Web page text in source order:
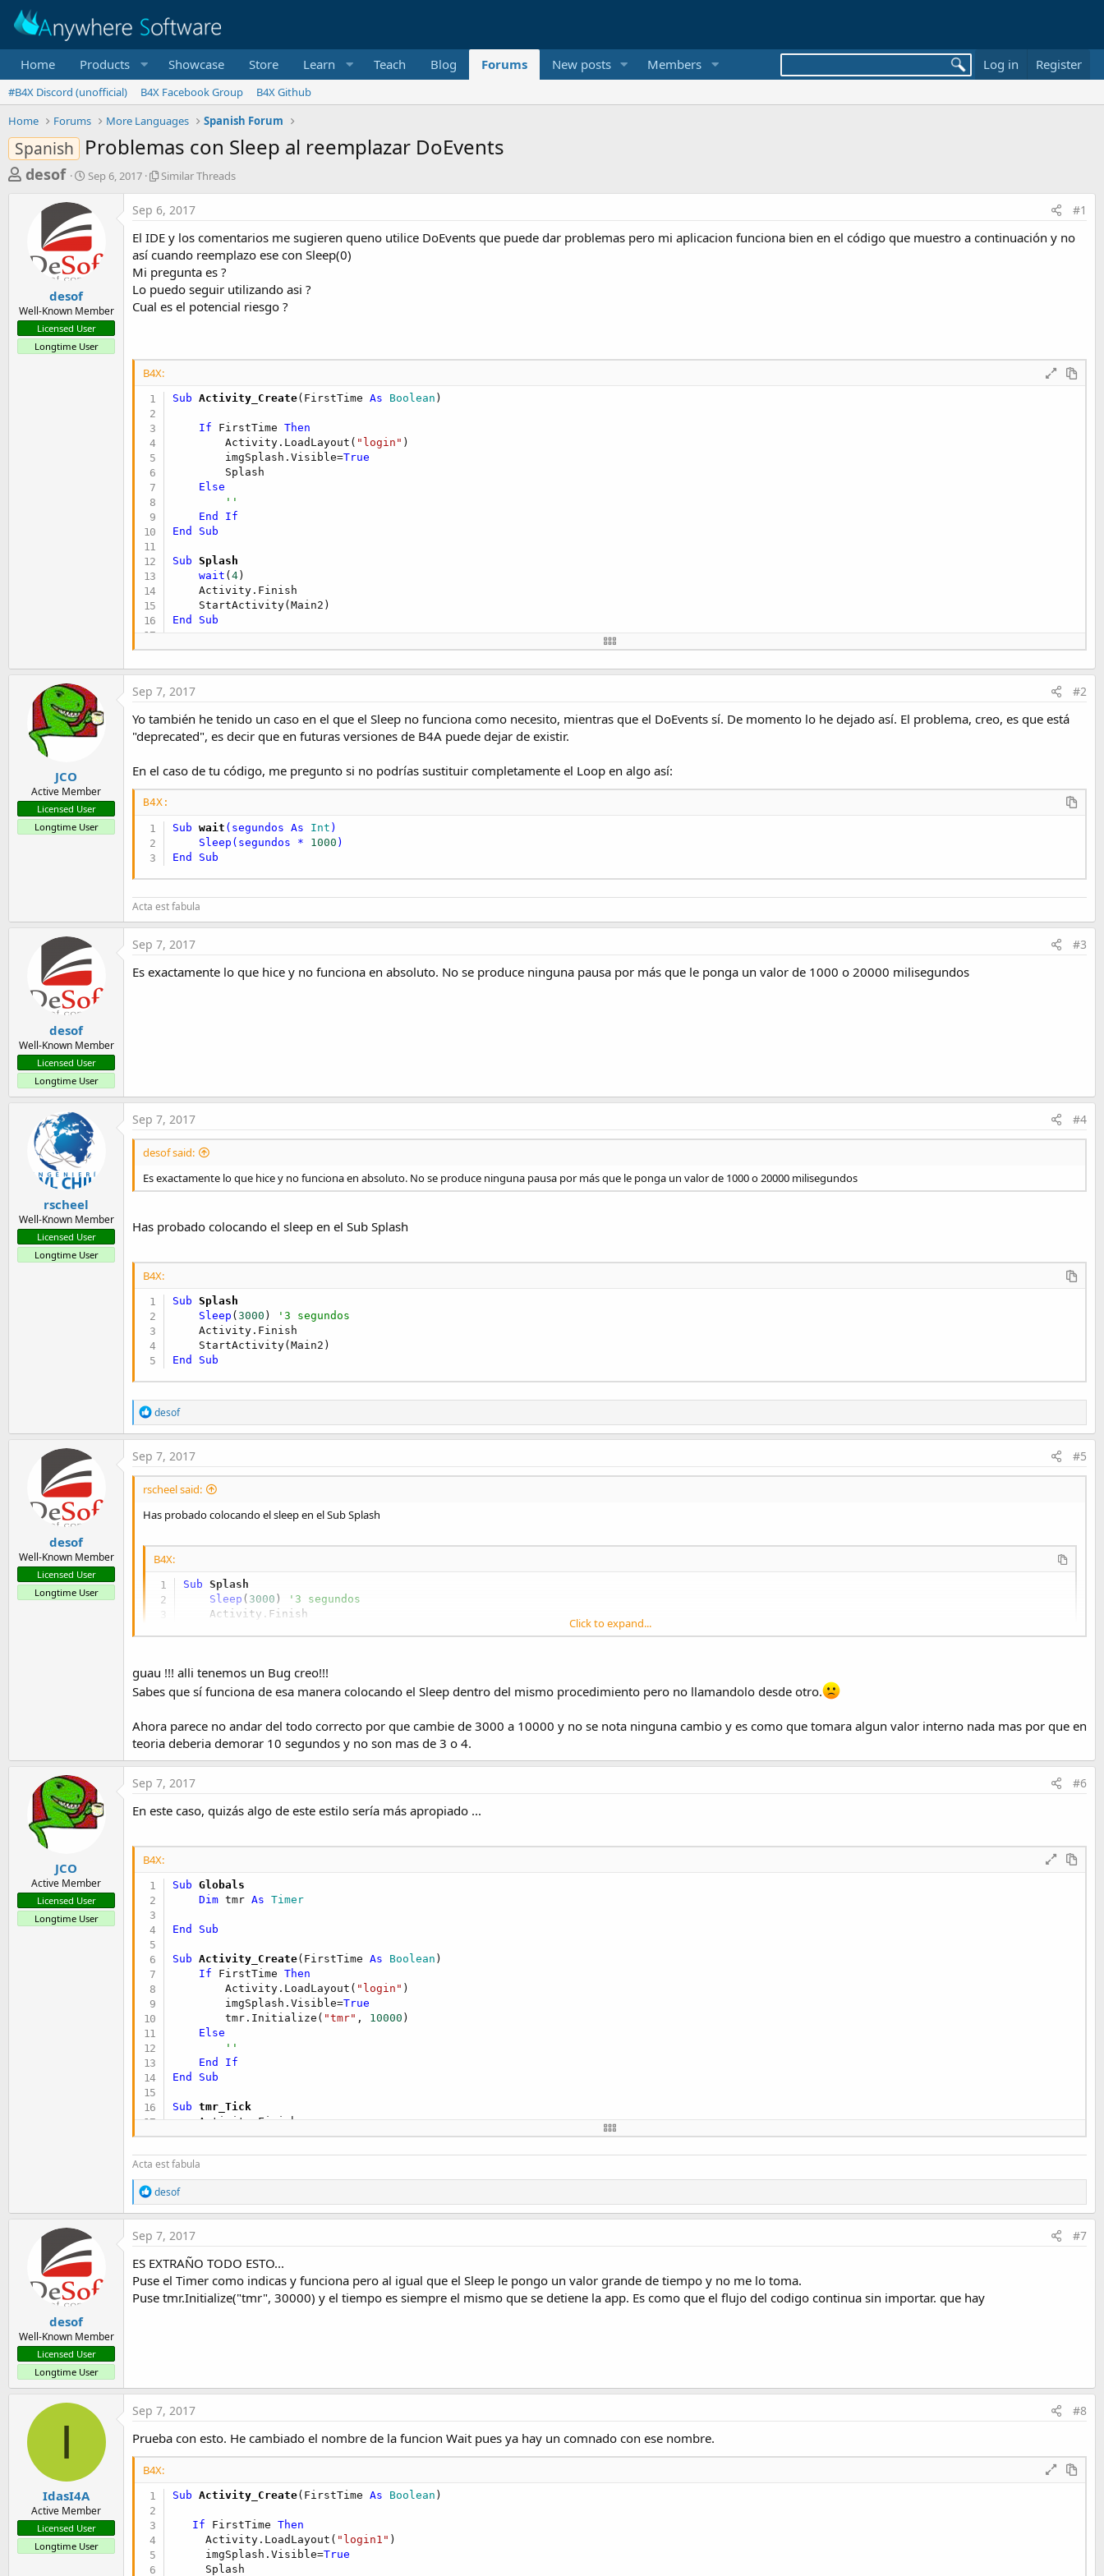
Home Products Showcase Store Learn Teach Blog Forums New posts Members Log in Register
#B4X Discord (unofficial) B4X Facebook Group
B4X Github
Home
Forums More Languages Spanish Forum
Spanish Problemas con Sleep al reemplazar DoEvents
T
a
t
a
r
desof
S
r
t
d
a
t
Sep 6, 2017
S
i
a
r
T
h
r
s
Similar Threads
desof
Well-Known Member
Licensed User
Longtime User
Sep 6, 2017 #1
El IDE y los comentarios me sugieren queno utilice DoEvents que puede dar problemas pero mi aplicacion funciona bien en el código que muestro a continuación y no
así cuando reemplazo ese con Sleep(0)
Mi pregunta es ?
Lo puedo seguir utilizando asi ?
Cual es el potencial riesgo ?
B4X:
Sub Activity_Create(FirstTime As Boolean )
If FirstTime Then
        Activity.LoadLayout(
"login" )
        imgSplash.Visible=
True
        Splash
Else
''
End
If
End
Sub
Sub Splash
wait (4 )
    Activity.Finish
End
Sub
Dim ti As Long
    ti =
        DoEvents
' funciona correcto hace la pausa que necesito
' Sleep(0) ' No funciona es como que no existiera y no se realiza ninguna espera.
End Sub
JCO
Active Member
Licensed User
Longtime User
Sep 7, 2017 #2
Yo también he tenido un caso en el que el Sleep no funciona como necesito, mientras que el DoEvents sí. De momento lo he dejado así. El problema, creo, es que está
"deprecated", es decir que en futuras versiones de B4A puede dejar de existir.
En el caso de tu código, me pregunto si no podrías sustituir completamente el Loop en algo así:
B4X:
Sub wait (segundos As Int )
Sleep (segundos * 1000
End
Sub
Acta est fabula
desof
Well-Known Member
Licensed User
Longtime User
Sep 7, 2017 #3
Es exactamente lo que hice y no funciona en absoluto. No se produce ninguna pausa por más que le ponga un valor de 1000 o 20000 milisegundos
rscheel
Well-Known Member
Licensed User
Longtime User
Sep 7, 2017 #4
desof said:
Es exactamente lo que hice y no funciona en absoluto. No se produce ninguna pausa por más que le ponga un valor de 1000 o 20000 milisegundos
Has probado colocando el sleep en el Sub Splash
B4X:
Sub Splash
Sleep (3000 )
'3 segundos
    Activity.Finish
End
Sub
R
e
a
c
i
o
s
desof
desof
Well-Known Member
Licensed User
Longtime User
Sep 7, 2017 #5
rscheel said:
Has probado colocando el sleep en el Sub Splash
B4X:
Sub Splash
Sleep ( 3000 )
'3 segundos
    Activity.Finish
Click to expand...
guau !!! alli tenemos un Bug creo!!!
Sabes que sí funciona de esa manera colocando el Sleep dentro del mismo procedimiento pero no llamandolo desde otro.
Ahora parece no andar del todo correcto por que cambie de 3000 a 10000 y no se nota ninguna cambio y es como que tomara algun valor interno nada mas por que en
teoria deberia demorar 10 segundos y no son mas de 3 o 4.
JCO
Active Member
Licensed User
Longtime User
Sep 7, 2017 #6
En este caso, quizás algo de este estilo sería más apropiado ...
B4X:
Sub Globals
Dim tmr As Timer
End Sub
Sub Activity_Create(FirstTime As Boolean )
If FirstTime Then
        Activity.LoadLayout(
"login" )
        imgSplash.Visible=
True
        tmr.Initialize(
"tmr" , 10000 )
Else
''
End
If
End
Sub
Sub tmr_Tick
    Activity.Finish
    StartActivity(Main2)
Acta est fabula
R
e
a
c
o
n
s
desof
desof
Well-Known Member
Licensed User
Longtime User
Sep 7, 2017 #7
ES EXTRAÑO TODO ESTO...
Puse el Timer como indicas y funciona pero al igual que el Sleep le pongo un valor grande de tiempo y no me lo toma.
Puse tmr.Initialize("tmr", 30000) y el tiempo es siempre el mismo que se detiene la app. Es como que el flujo del codigo continua sin importar. que hay
I
IdasI4A
Active Member
Licensed User
Longtime User
Sep 7, 2017 #8
Prueba con esto. He cambiado el nombre de la funcion Wait pues ya hay un comnado con ese nombre.
B4X:
Sub Activity_Create(FirstTime As Boolean )
If FirstTime Then
     Activity.LoadLayout(
"login1" )
     imgSplash.Visible=
True
     Splash